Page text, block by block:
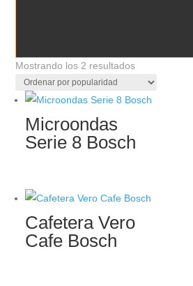
Mostrando los 2 resultadosOrdenado
por
popularidad
Microondas
Serie 8 Bosch
Cafetera Vero
Cafe Bosch